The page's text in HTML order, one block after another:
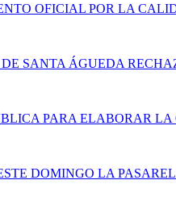
OFICIAL POR LA
SANTA ÁGUEDA
PARA ELABORAR
DOMINGO LA